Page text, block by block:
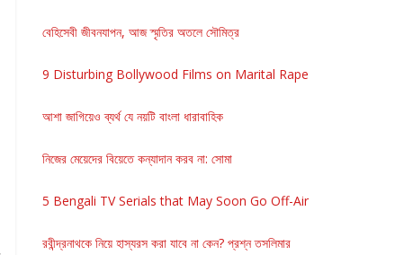
বেহিসেবী জীবনযাপন, আজ স্মৃতির অতলে সৌমিত্র
9 Disturbing Bollywood Films on Marital Rape
আশা জাগিয়েও ব্যর্থ যে নয়টি বাংলা ধারাবাহিক
নিজের মেয়েদের বিয়েতে কন্যাদান করব না: সোমা
5 Bengali TV Serials that May Soon Go Off-Air
রবীন্দ্রনাথকে নিয়ে হাস্যরস করা যাবে না কেন? প্রশ্ন তসলিমার